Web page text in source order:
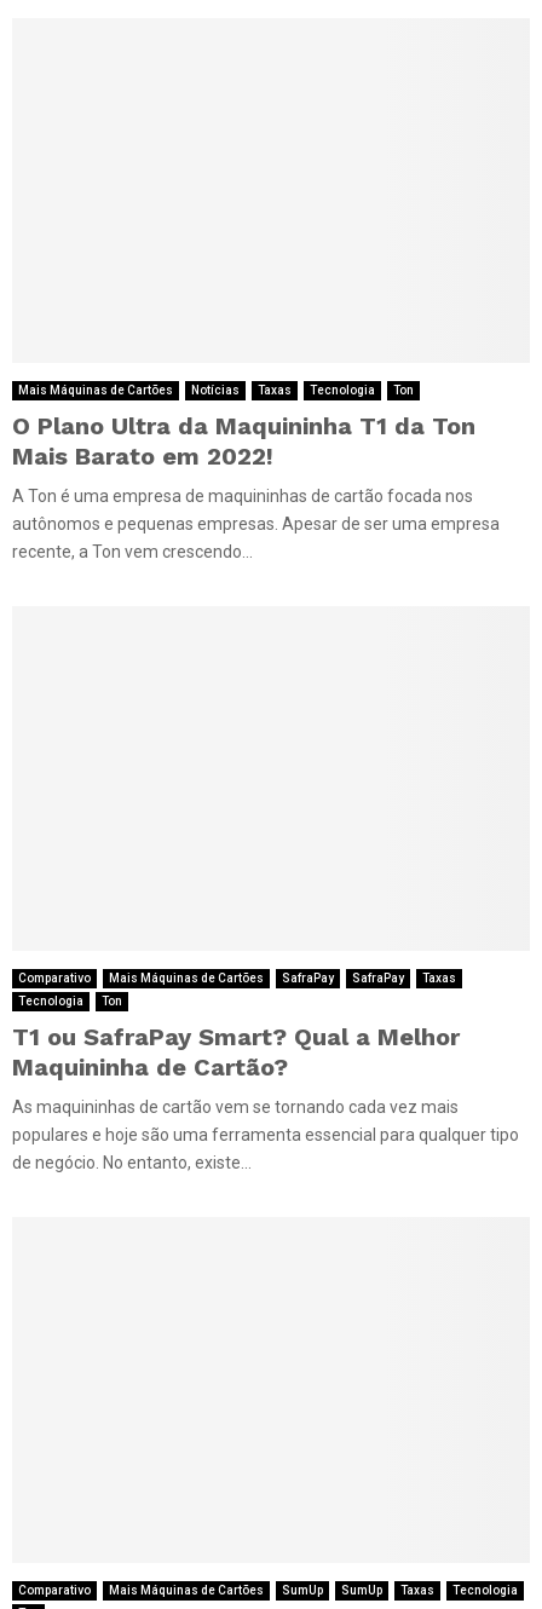
Mais Máquinas de Cartões Notícias Taxas Tecnologia Ton
O Plano Ultra da Maquininha T1 da Ton
Mais Barato em 2022!
A Ton é uma empresa de maquininhas de cartão focada nos
autônomos e pequenas empresas. Apesar de ser uma empresa
recente, a Ton vem crescendo...
Comparativo Mais Máquinas de Cartões SafraPay SafraPay
Taxas
Tecnologia
Ton
T1 ou SafraPay Smart? Qual a Melhor
Maquininha de Cartão?
As maquininhas de cartão vem se tornando cada vez mais
populares e hoje são uma ferramenta essencial para qualquer tipo
de negócio. No entanto, existe...
Comparativo Mais Máquinas de Cartões SumUp SumUp Taxas
Tecnologia